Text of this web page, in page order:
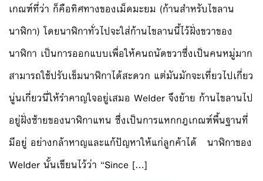
เกณฑ์ที่ว่า ก็คือทิศทางของเม็ดมะยม (ก้านสำหรับไขลาน
นาฬิกา) โดยนาฬิกาทั่วไปจะใส่ก้านไขลานนี้ไว้ฝั่งขวาของ
นาฬิกา เป็นการออกแบบเพื่อให้คนถนัดขวาซึ่งเป็นคนหมู่มาก
สามารถใช้ปรับเข็มนาฬิกาได้สะดวก แต่มันมักจะเที่ยวไปเกี่ยว
นู่นเกี่ยวนี่ให้รำคาญใจอยู่เสมอ Welder จึงย้าย ก้านไขลานไป
อยู่ฝั่งซ้ายของนาฬิกาแทน ซึ่งเป็นการแหกกฎเกณฑ์พื้นฐานที่
มีอยู่ อย่างกล้าหาญและแก้ปัญหาให้แก่ลูกค้าได้ นาฬิกาของ
Welder นั้นเขียนไว้ว่า “Since […]